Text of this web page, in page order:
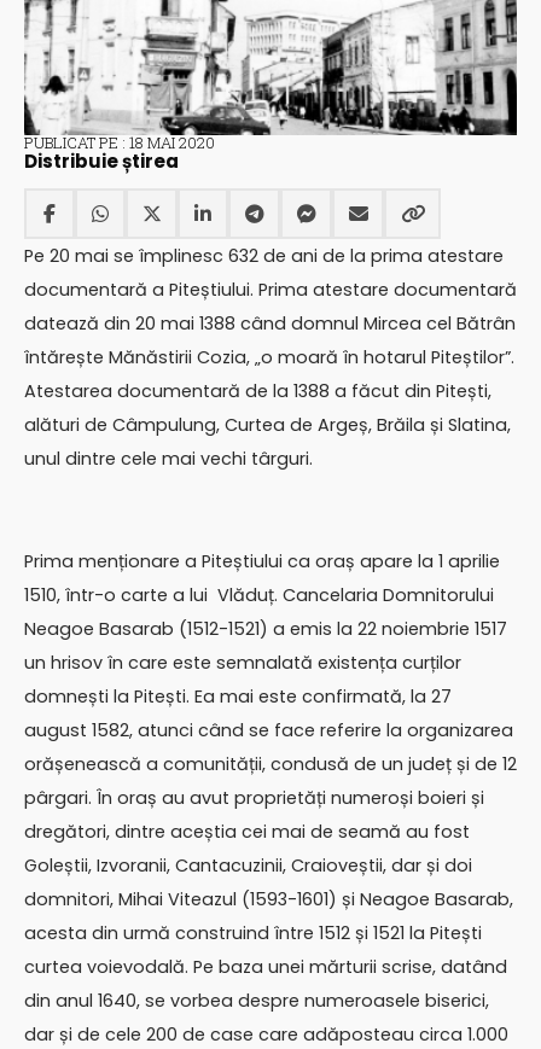
PUBLICAT PE : 18 MAI 2020
Distribuie știrea
Pe 20 mai se împlinesc 632 de ani de la prima atestare
documentară a Piteștiului. Prima atestare documentară
datează din 20 mai 1388 când domnul Mircea cel Bătrân
întărește Mănăstirii Cozia, „o moară în hotarul Piteștilor”.
Atestarea documentară de la 1388 a făcut din Pitești,
alături de Câmpulung, Curtea de Argeș, Brăila și Slatina,
unul dintre cele mai vechi târguri.
Prima menționare a Piteștiului ca oraș apare la 1 aprilie
1510, într-o carte a lui Vlăduț. Cancelaria Domnitorului
Neagoe Basarab (1512-1521) a emis la 22 noiembrie 1517
un hrisov în care este semnalată existența curților
domnești la Pitești. Ea mai este confirmată, la 27
august 1582, atunci când se face referire la organizarea
orășenească a comunității, condusă de un județ și de 12
pârgari. În oraș au avut proprietăți numeroși boieri și
dregători, dintre aceștia cei mai de seamă au fost
Goleștii, Izvoranii, Cantacuzinii, Craioveștii, dar și doi
domnitori, Mihai Viteazul (1593-1601) și Neagoe Basarab,
acesta din urmă construind între 1512 și 1521 la Pitești
curtea voievodală. Pe baza unei mărturii scrise, datând
din anul 1640, se vorbea despre numeroasele biserici,
dar și de cele 200 de case care adăposteau circa 1.000